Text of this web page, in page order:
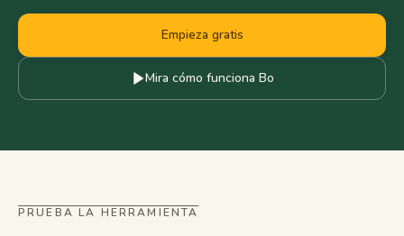
Empieza gratis
Mira cómo funciona Bo
PRUEBA LA HERRAMIENTA